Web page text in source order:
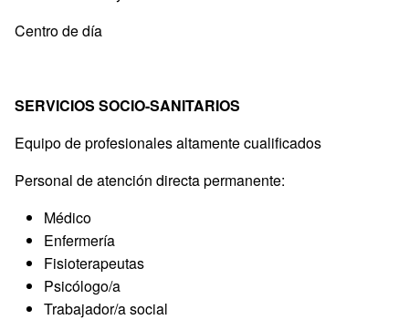
Centro de día
SERVICIOS SOCIO-SANITARIOS
Equipo de profesionales altamente cualificados
Personal de atención directa permanente:
Médico
Enfermería
Fisioterapeutas
Psicólogo/a
Trabajador/a social